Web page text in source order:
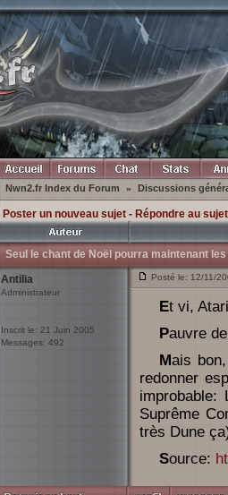
Nwn2.fr Index du Forum » Discussions
Poster un nouveau sujet- Répondre au sujet
Seul le chant de Noël pourra maintenant les
Antilia
Administrateur
Inscrit le: 21 Juin 2005
Messages: 492
Posté le: 12/11/
Et vi,
Pauvre
Mais bon, peut être que le chant de Noël de MrXXS va permettre de leurs
redonner
Suprême
très Dune
Source: